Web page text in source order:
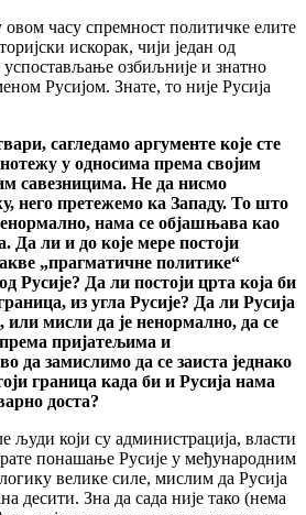
часу спремност политичке елите
искорак, чији један од
успостављање озбиљније и знатно
Русијом. Знате, то није Русија
сагледамо аргументе које сте
у односима према својим
савезницима. Не да нисмо
него претежемо ка Западу. То што
нама се објашњава као
Да ли и до које мере постоји
„прагматичне политике“
Русије? Да ли постоји црта која би
из угла Русије? Да ли Русија
или мисли да је ненормално, да се
пријатељима и
да замислимо да се заиста једнако
граница када би и Русија нама
доста?
људи који су администрација, власти
понашање Русије у међународним
велике силе, мислим да Русија
десити. Зна да сада није тако (нема